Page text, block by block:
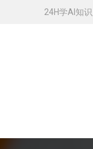
24H学AI知